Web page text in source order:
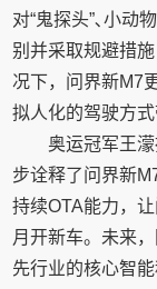
对“鬼探头”､小动
别并采取规避措
况下，问界新M7
拟人化的驾驶方
奥运冠军王
步诠释了问界新
持续OTA能力，
月开新车。未来
先行业的核心智